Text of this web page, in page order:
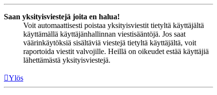
Saan yksityisviestejä joita en halua!
Voit automaattisesti poistaa yksityisviestit tietyltä käyttäjältä
käyttämällä käyttäjänhallinnan viestisääntöjä. Jos saat
väärinkäytöksiä sisältäviä viestejä tietyltä käyttäjältä, voit
raportoida viestit valvojille. Heillä on oikeudet estää käyttäjiä
lähettämästä yksityisviestejä.
Ylös